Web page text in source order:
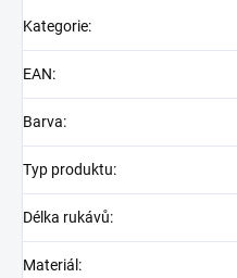
Kategorie:
EAN:
Barva:
Typ produktu:
Délka rukávů:
Materiál :